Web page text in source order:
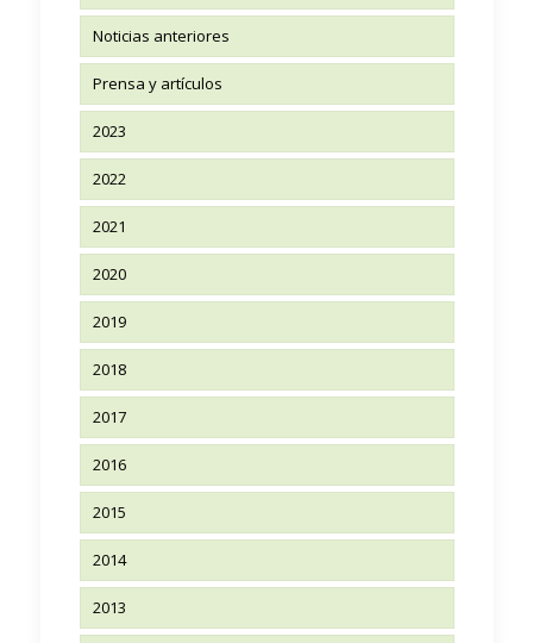
Noticias anteriores
Prensa y artículos
2023
2022
2021
2020
2019
2018
2017
2016
2015
2014
2013